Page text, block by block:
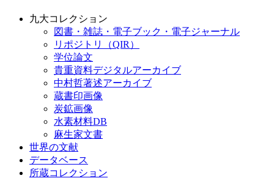
九大コレクション
図書・雑誌・電子ブック・電子ジャーナル
リポジトリ（QIR）
学位論文
貴重資料デジタルアーカイブ
中村哲著述アーカイブ
蔵書印画像
炭鉱画像
水素材料DB
麻生家文書
世界の文献
データベース
所蔵コレクション